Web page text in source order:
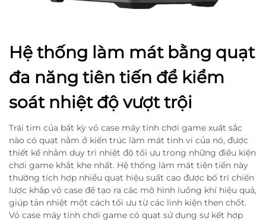
Hệ thống làm mát bằng quạt
đa năng tiên tiến để kiểm
soát nhiệt độ vượt trội
Trái tim của bất kỳ vỏ case máy tính chơi game xuất sắc
nào có quạt nằm ở kiến trúc làm mát tinh vi của nó, được
thiết kế nhằm duy trì nhiệt độ tối ưu trong những điều kiện
chơi game khắt khe nhất. Hệ thống làm mát tiên tiến này
thường tích hợp nhiều quạt hiệu suất cao được bố trí chiến
lược khắp vỏ case để tạo ra các mô hình luồng khí hiệu quả,
giúp tản nhiệt một cách tối ưu từ các linh kiện then chốt.
Vỏ case máy tính chơi game có quạt sử dụng sự kết hợp